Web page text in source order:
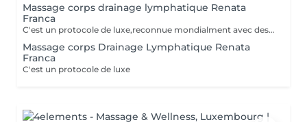
Massage corps drainage lymphatique Renata
Franca
C'est un protocole de luxe,reconnue mondialment avec des bienfats immédiats, tant esthétiques que thérapeutiques. Le drainage lymphatique selon la méthode Renata França est totalement différent des autres drainages disponibles sur le marché. Avec une pression ferme et un rythme plus soutenu, des pompages et des manuvres exclusives font de cette méthode une technique remarquable, aux résultats impressionnants et immédiats. Cette technique réduit les dèmes, active la circulation sanguine et stimule un réseau complexe de vaisseaux qui transportent les fluides corporels, combattant ainsi la redoutée cellulite. Le résultat est un corps moins gonflé et plus sculpté, avec un métabolisme accéléré et une sensation de bien-être.
Massage corps Drainage Lymphatique Renata
Franca
C'est un protocole de luxe